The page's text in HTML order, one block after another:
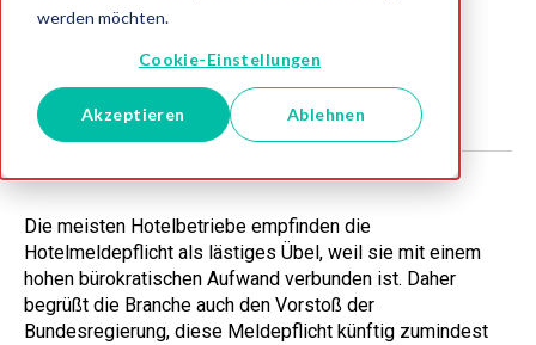
werden möchten.
Cookie-Einstellungen
Akzeptieren Ablehnen
Die meisten Hotelbetriebe empfinden die
Hotelmeldepflicht als lästiges Übel, weil sie mit einem
hohen bürokratischen Aufwand verbunden ist. Daher
begrüßt die Branche auch den Vorstoß der
Bundesregierung, diese Meldepflicht künftig zumindest